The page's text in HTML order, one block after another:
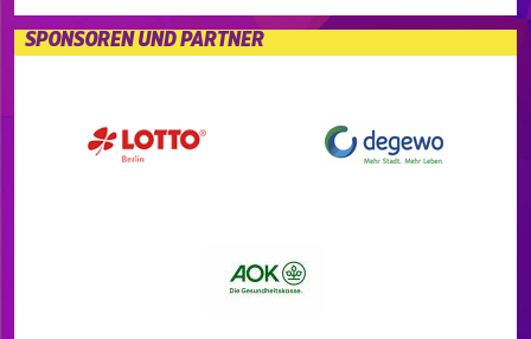
SPONSOREN UND PARTNER